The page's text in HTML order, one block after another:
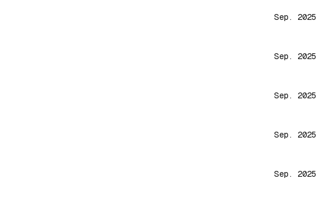
Sep. 2025
Sep. 2025
Sep. 2025
Sep. 2025
Sep. 2025